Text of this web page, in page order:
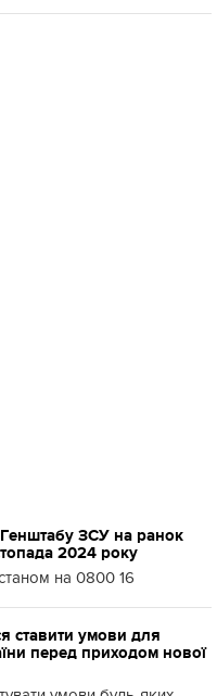
ЗСУ на ранок
2024 року
на 0800 16
ставити умови для
перед приходом нової